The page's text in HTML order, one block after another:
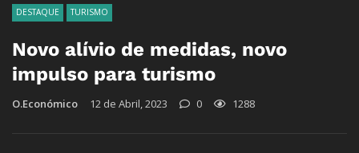
DESTAQUE TURISMO
Novo alívio de medidas, novo
impulso para turismo
O.Económico 12 de Abril, 2023 0 1288